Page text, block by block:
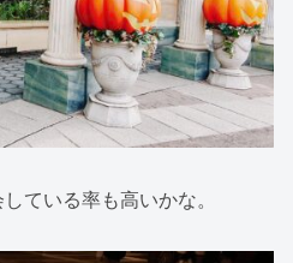
ている率も高いかな。